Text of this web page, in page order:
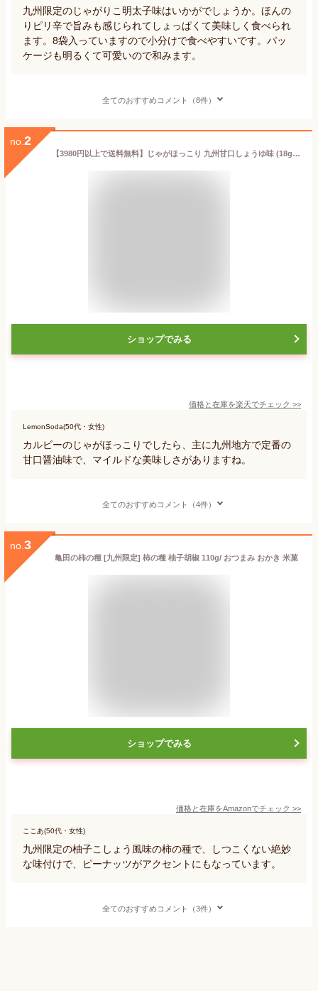
九州限定のじゃがりこ明太子味はいかがでしょうか。ほんの
りピリ辛で旨みも感じられてしょっぱくて美味しく食べられ
ます。8袋入っていますので小分けで食べやすいです。パッ
ケージも明るくて可愛いので和みます。
全てのおすすめコメント（8件）
no. 2
【3980円以上で送料無料】じゃがほっこり 九州甘口しょうゆ味 (18g×8袋入り)【九州限定】お土産 贈り物 博多 お菓子 ポテトチップス じゃがいも しょう油 醤油 手土産 Calbee 福岡 ギフト プレゼント
ショップでみる
価格と在庫を楽天でチェック >>
LemonSoda(50代・女性)
カルビーのじゃがほっこりでしたら、主に九州地方で定番の
甘口醤油味で、マイルドな美味しさがありますね。
全てのおすすめコメント（4件）
no. 3
亀田の柿の種 [九州限定] 柿の種 柚子胡椒 110g/ おつまみ おかき 米菓
ショップでみる
価格と在庫をAmazonでチェック >>
ここあ(50代・女性)
九州限定の柚子こしょう風味の柿の種で、しつこくない絶妙
な味付けで、ピーナッツがアクセントにもなっています。
全てのおすすめコメント（3件）